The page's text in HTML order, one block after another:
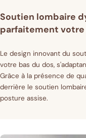
Soutien lombaire
parfaitement votre
Le design innovant du
votre bas du dos,
Grâce à la présence de
derrière le soutien
posture assise.